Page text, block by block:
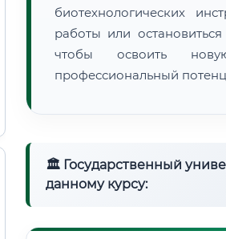
биотехнологических
работы или
чтобы освоить
профессиональный
🏛 Государственный
данному курсу: